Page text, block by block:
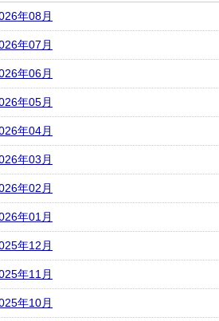
年08月
年07月
年06月
年05月
年04月
年03月
年02月
年01月
年12月
年11月
年10月